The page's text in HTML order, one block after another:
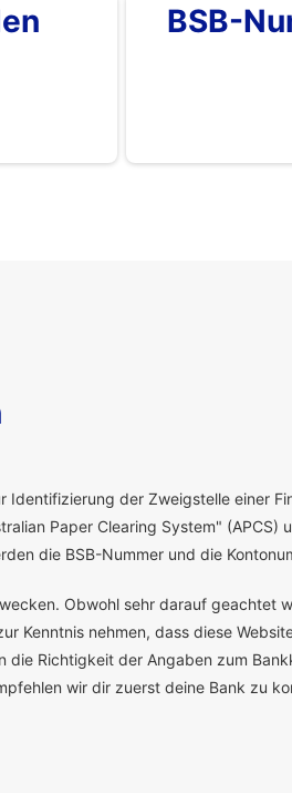
BSB-
Identifizierung der Zweigstelle einer
Paper Clearing System" (APCS)
die BSB-Nummer und die
Obwohl sehr darauf geachtet
Kenntnis nehmen, dass diese
die Richtigkeit der Angaben zum
wir dir zuerst deine Bank zu